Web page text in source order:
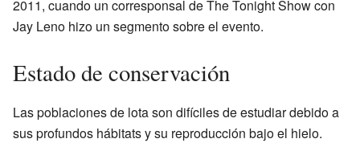
2011, cuando un corresponsal de The Tonight Show con
Jay Leno hizo un segmento sobre el evento.
Estado de conservación
Las poblaciones de lota son difíciles de estudiar debido a
sus profundos hábitats y su reproducción bajo el hielo.